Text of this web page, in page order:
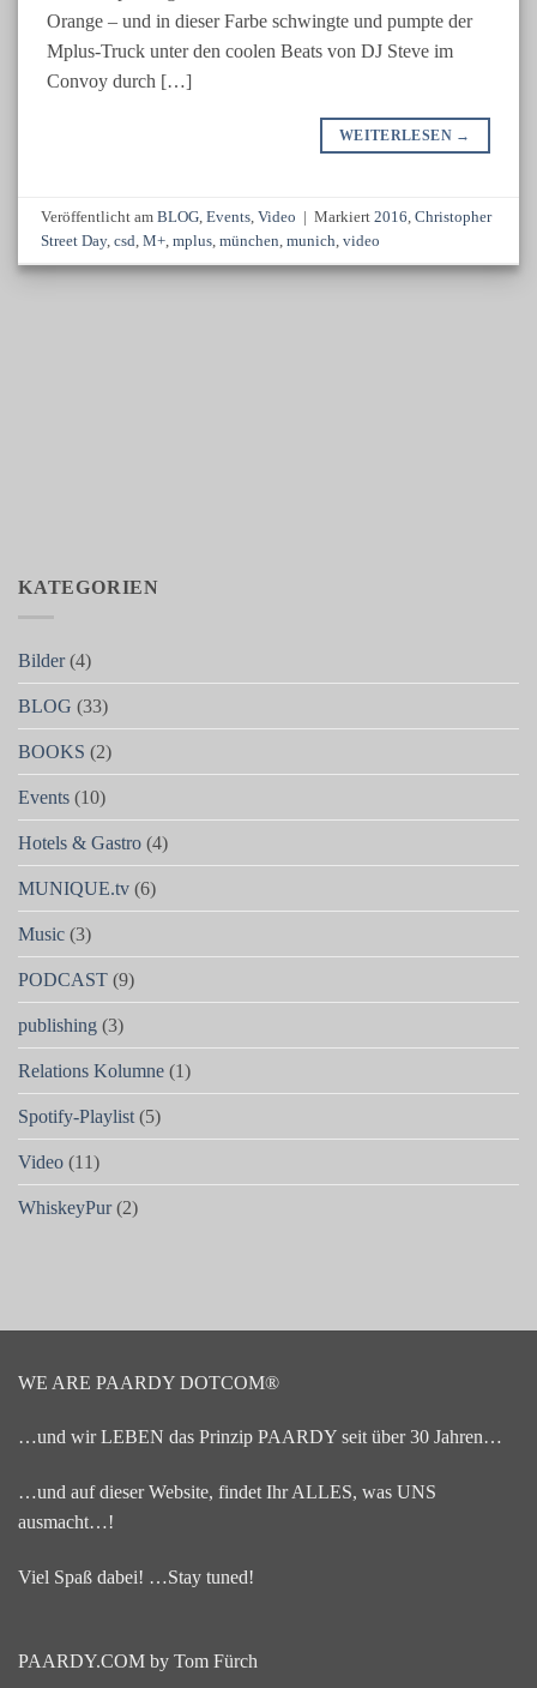
Orange – und in dieser Farbe schwingte und pumpte der
Mplus-Truck unter den coolen Beats von DJ Steve im
Convoy durch […]
WEITERLESEN →
Veröffentlicht amBLOG,Events,Video Markiert2016,Christopher
Street Day,csd,M+,mplus,münchen,munich,video
KATEGORIEN
Bilder(4)
BLOG (33)
BOOKS (2)
Events (10)
Hotels & Gastro (4)
MUNIQUE.tv (6)
Music (3)
PODCAST (9)
publishing (3)
Relations Kolumne (1)
Spotify-Playlist (5)
Video (11)
WhiskeyPur(2)
WE ARE PAARDY DOTCOM®
…und wir LEBEN das Prinzip PAARDY seit über 30 Jahren…
…und auf dieser Website, findet Ihr ALLES, was UNS
ausmacht…!
Viel Spaß dabei! …Stay tuned!
PAARDY.COM by Tom Fürch